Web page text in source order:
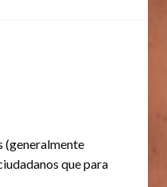
(generalmente
que para